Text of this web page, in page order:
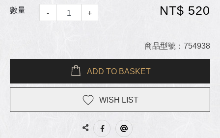
數量 - + NT$ 520
商品型號：754938
ADD TO BASKET
WISH LIST